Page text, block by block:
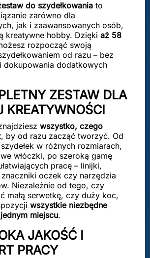
do szydełkowania to
zarówno dla
jak i zaawansowanych osób,
kreatywne hobby. Dzięki aż 58
rozpocząć swoją
od razu – bez
dokupowania dodatkowych
ZESTAW DLA
KREATYWNOŚCI
wszystko, czego
, by od razu zacząć tworzyć. Od
w różnych rozmiarach,
włóczki, po szeroką gamę
pracę – linijki,
znaczniki oczek czy narzędzia
Niezależnie od tego, czy
małą serwetkę, czy duży koc,
wszystkie niezbędne
miejscu.
JAKOŚĆ I
PRACY